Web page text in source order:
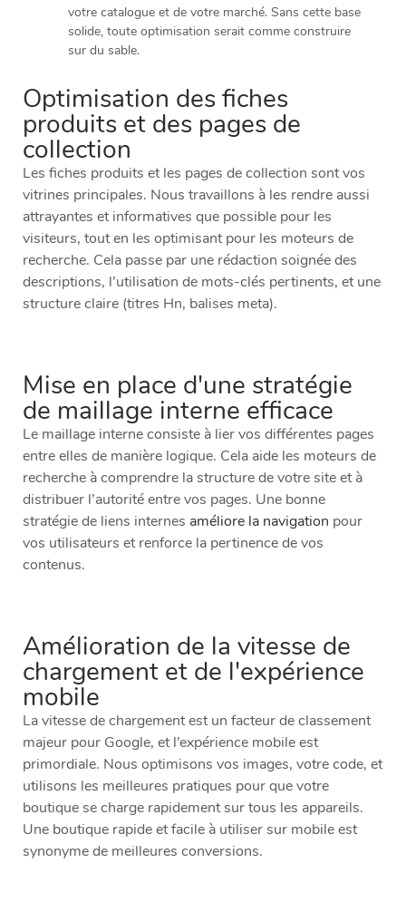
votre catalogue et de votre marché. Sans cette base
solide, toute optimisation serait comme construire
sur du sable.
Optimisation des fiches
produits et des pages de
collection
Les fiches produits et les pages de collection sont vos
vitrines principales. Nous travaillons à les rendre aussi
attrayantes et informatives que possible pour les
visiteurs, tout en les optimisant pour les moteurs de
recherche. Cela passe par une rédaction soignée des
descriptions, l’utilisation de mots-clés pertinents, et une
structure claire (titres Hn, balises meta).
Mise en place d'une stratégie
de maillage interne efficace
Le maillage interne consiste à lier vos différentes pages
entre elles de manière logique. Cela aide les moteurs de
recherche à comprendre la structure de votre site et à
distribuer l’autorité entre vos pages. Une bonne
stratégie de liens internes améliore la navigation pour
vos utilisateurs et renforce la pertinence de vos
contenus.
Amélioration de la vitesse de
chargement et de l'expérience
mobile
La vitesse de chargement est un facteur de classement
majeur pour Google, et l’expérience mobile est
primordiale. Nous optimisons vos images, votre code, et
utilisons les meilleures pratiques pour que votre
boutique se charge rapidement sur tous les appareils.
Une boutique rapide et facile à utiliser sur mobile est
synonyme de meilleures conversions.